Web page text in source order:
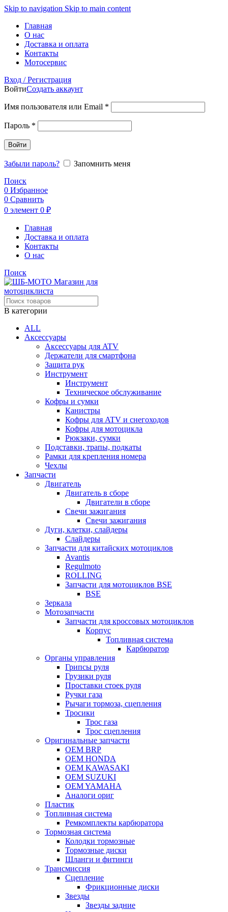
Skip to navigation Skip to main content
Главная
О нас
Доставка и оплата
Контакты
Мотосервис
Вход / Регистрация
ВойтиСоздать аккаунт
Имя пользователя или Email *
Пароль *
Войти
Забыли пароль?
Запомнить меня
Поиск
0 Избранное
0 Сравнить
0 элемент 0 ₽
Главная
Доставка и оплата
Контакты
О нас
Поиск
В категории
ALL
Аксессуары
Аксессуары для ATV
Держатели для смартфона
Защита рук
Инструмент
Инструмент
Техническое обслуживание
Кофры и сумки
Канистры
Кофры для ATV и снегоходов
Кофры для мотоцикла
Рюкзаки, сумки
Подставки, трапы, подкаты
Рамки для крепления номера
Чехлы
Запчасти
Двигатель
Двигатель в сборе
Двигатели в сборе
Свечи зажигания
Свечи зажигания
Дуги, клетки, слайдеры
Слайдеры
Запчасти для китайских мотоциклов
Avantis
Regulmoto
ROLLING
Запчасти для мотоциклов BSE
BSE
Зеркала
Мотозапчасти
Запчасти для кроссовых мотоциклов
Корпус
Топливная система
Карбюратор
Органы управления
Грипсы руля
Грузики руля
Проставки стоек руля
Ручки газа
Рычаги тормоза, сцепления
Тросики
Трос газа
Трос сцепления
Оригинальные запчасти
OEM BRP
OEM HONDA
OEM KAWASAKI
OEM SUZUKI
OEM YAMAHA
Аналоги ориг
Пластик
Топливная система
Ремкомплекты карбюратора
Тормозная система
Колодки тормозные
Тормозные диски
Шланги и фитинги
Трансмиссия
Cцепление
Фрикционные диски
Звезды
Звезды задние